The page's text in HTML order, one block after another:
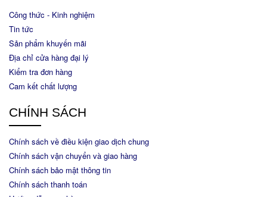
Công thức - Kinh nghiệm
Tin tức
Sản phẩm khuyến mãi
Địa chỉ cửa hàng đại lý
Kiểm tra đơn hàng
Cam kết chất lượng
CHÍNH SÁCH
Chính sách về điều kiện giao dịch chung
Chính sách vận chuyển và giao hàng
Chính sách bảo mật thông tin
Chính sách thanh toán